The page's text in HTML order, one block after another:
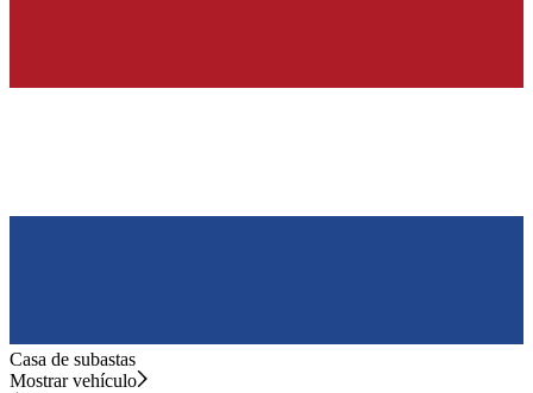
Casa de subastas
Mostrar vehículo